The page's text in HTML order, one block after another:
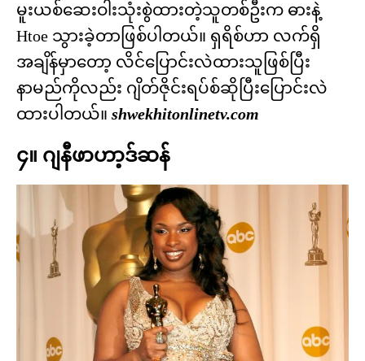
မူးယစ်ဆေးဝါးသုံးစွဲထားတဲ့သူတစ်ဦးက ဓားနဲ့
Htoe သွားခဲ့တာဖြစ်ပါတယ်။ ရှရိစ်ဟာ လက်ရှိ
အချိန်မှာတော့ လိင်ပြောင်းလဲထားသူဖြစ်ပြီး
နာမည်ကိုလည်း ဂျိတ်ဇိုင်းရပ်စ်ဆိုပြီးပြောင်းလဲ
ထားပါတယ်။ shwekhitonlinetv.com
၄။ ဂျနီဖာဟာ့ဒ်ဆန်